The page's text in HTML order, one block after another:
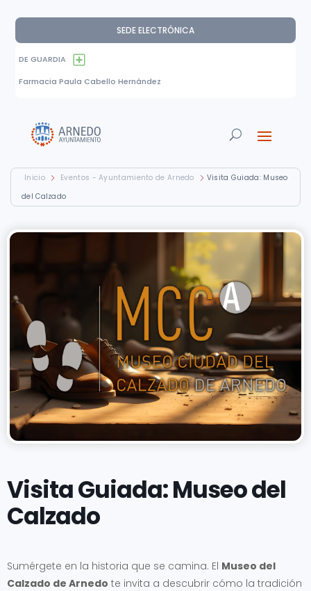
SEDE ELECTRÓNICA
DE GUARDIA
Farmacia Paula Cabello Hernández
Inicio Eventos - Ayuntamiento de Arnedo
Visita Guiada: Museo
del Calzado
Visita Guiada: Museo del
Calzado
Sumérgete en la historia que se camina. El Museo del
Calzado de Arnedo te invita a descubrir cómo la tradición